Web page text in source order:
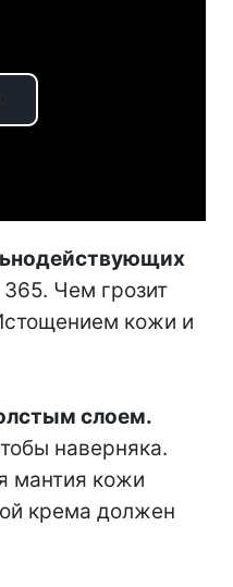
Чем грозит
кожи и
слоем.
наверняка.
мантия кожи
крема должен